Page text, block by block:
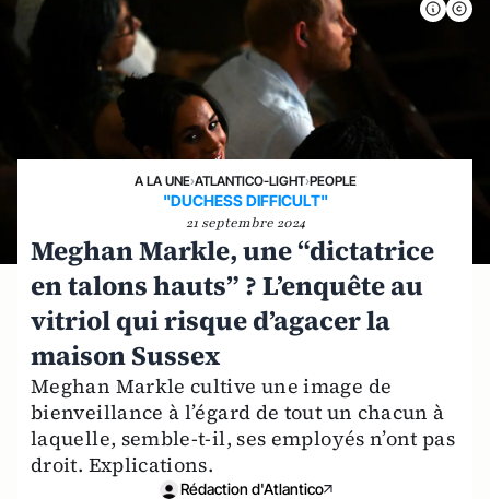
A LA UNE›ATLANTICO-LIGHT›PEOPLE
"DUCHESS DIFFICULT"
21 septembre 2024
Meghan Markle, une “dictatrice
en talons hauts” ? L’enquête au
vitriol qui risque d’agacer la
maison Sussex
Meghan Markle cultive une image de
bienveillance à l’égard de tout un chacun à
laquelle, semble-t-il, ses employés n’ont pas
droit. Explications.
Rédaction d'Atlantico